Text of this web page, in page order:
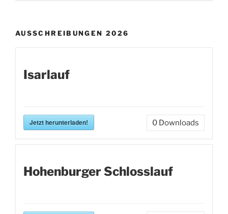
AUSSCHREIBUNGEN 2026
Isarlauf
Jetzt herunterladen! 0 Downloads
Hohenburger Schlosslauf